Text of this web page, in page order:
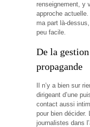
renseignement, y
approche
ma part là-
peu facile.
De la
propagande
Il n’y a bien sur
dirigeant d’une
contact aussi
pour bien décider.
journalistes dans